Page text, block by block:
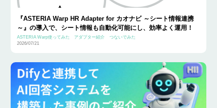
『ASTERIA Warp HR Adapter for カオナビ ～シート情報連携
～』の導入で、シート情報も自動化可能にし、効率よく運用！
ASTERIA Warp使ってみた アダプター紹介
つないでみた
2026/07/21